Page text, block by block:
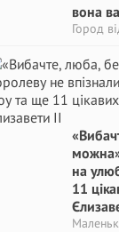
вона
Город
на
11